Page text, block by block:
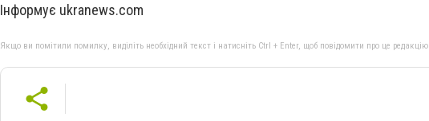
Інформує ukranews.com
Якщо ви помітили помилку, виділіть необхідний текст і натисніть Ctrl + Enter, щоб повідомити про це редакцію